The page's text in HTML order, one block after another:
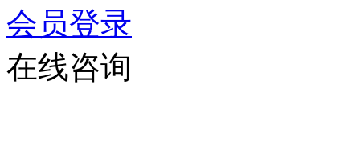
会员登录
在线咨询